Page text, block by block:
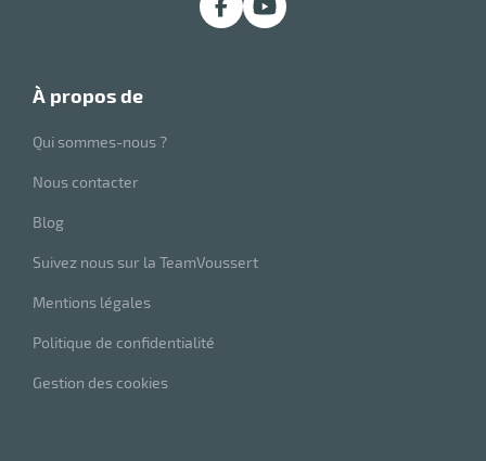
à propos de
Qui sommes-nous ?
Nous contacter
Blog
Suivez nous sur la TeamVoussert
Mentions légales
Politique de confidentialité
Gestion des cookies